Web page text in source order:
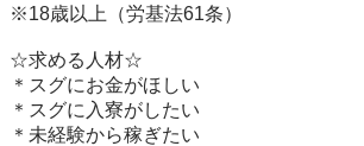
※18歳以上（労基法61条）
☆求める人材☆
＊スグにお金がほしい
＊スグに入寮がしたい
＊未経験から稼ぎたい